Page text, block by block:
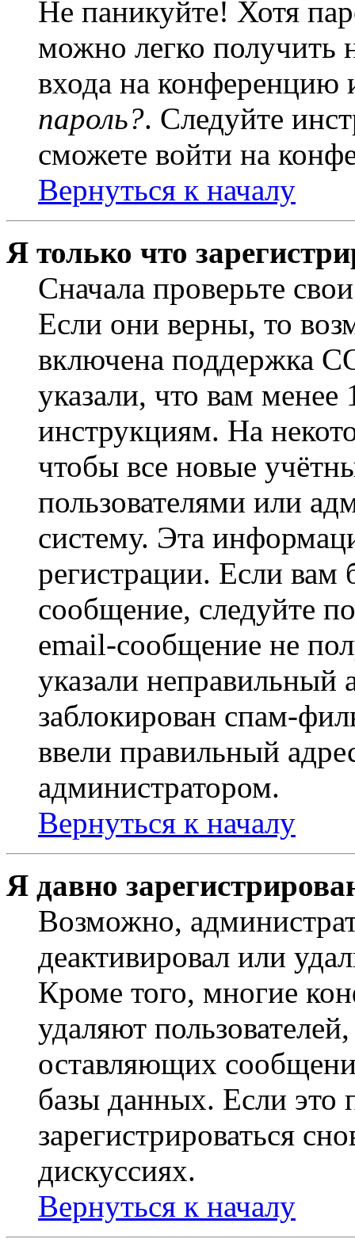
Не паникуйте! Хотя
можно легко получить
входа на
пароль?. Следуйте
сможете войти на
Вернуться к началу
Я только что
Сначала проверьте
Если они верны, то
включена поддержка
указали, что вам
инструкциям. На
чтобы все новые
пользователями или
систему. Эта
регистрации. Если
сообщение, следуйте
email-сообщение не
указали неправильный
заблокирован спам-
ввели правильный
администратором.
Вернуться к началу
Я давно
Возможно,
деактивировал или
Кроме того, многие
удаляют
оставляющих
базы данных. Если это
зарегистрироваться
дискуссиях.
Вернуться к началу